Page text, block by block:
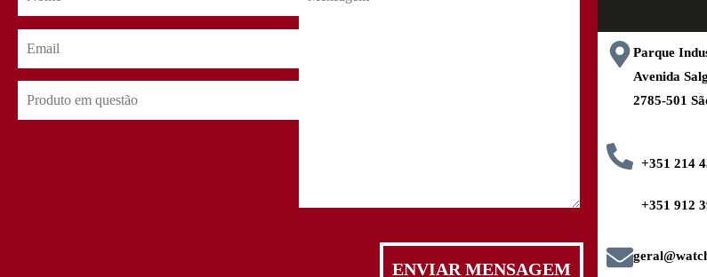
Parque
Avenida
2785-501
+351 214
+351 912